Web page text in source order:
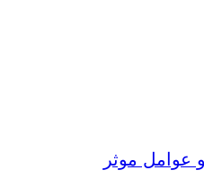
عوامل موثر